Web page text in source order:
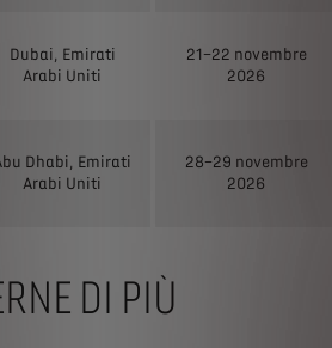
Dubai, Emirati
Arabi Uniti
21–22 novembre
2026
Dhabi, Emirati
Arabi Uniti
28–29 novembre
2026
DI PIÙ